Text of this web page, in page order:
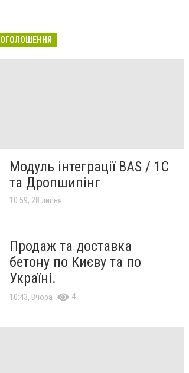
ОГОЛОШЕННЯ
Модуль інтеграції BAS / 1C
та Дропшипінг
10:59, 28 липня
Продаж та доставка
бетону по Києву та по
Україні.
10:43, Вчора 4